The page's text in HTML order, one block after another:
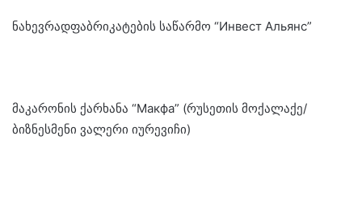
ნახევრადფაბრიკატების საწარმო “Инвест Альянс”
მაკარონის ქარხანა “Макфа” (რუსეთის მოქალაქე/
ბიზნესმენი ვალერი იურევიჩი)